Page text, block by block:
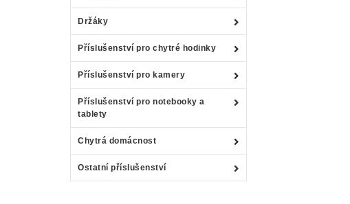
Držáky
Příslušenství pro chytré hodinky
Příslušenství pro kamery
Příslušenství pro notebooky a
tablety
Chytrá domácnost
Ostatní příslušenství